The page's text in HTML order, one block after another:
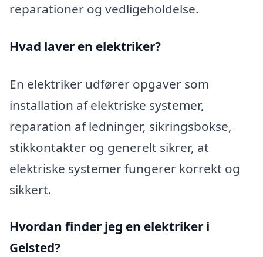
reparationer og vedligeholdelse.
Hvad laver en elektriker?
En elektriker udfører opgaver som
installation af elektriske systemer,
reparation af ledninger, sikringsbokse,
stikkontakter og generelt sikrer, at
elektriske systemer fungerer korrekt og
sikkert.
Hvordan finder jeg en elektriker i
Gelsted?